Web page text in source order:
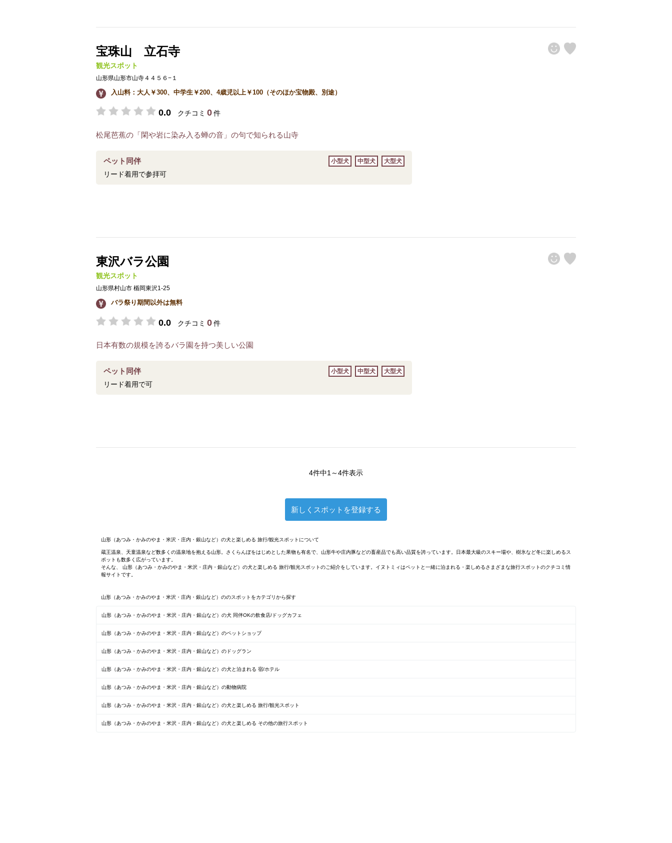
宝珠山 立石寺
観光スポット
山形県山形市山寺４４５６−１
入山料：大人￥300、中学生￥200、4歳児以上￥100（そのほか宝物殿、別途）
0.0 クチコミ 0件
松尾芭蕉の「閑や岩に染み入る蝉の音」の句で知られる山寺
ペット同伴
リード着用で参拝可
小型犬 中型犬 大型犬
東沢バラ公園
観光スポット
山形県村山市 楯岡東沢1-25
バラ祭り期間以外は無料
0.0 クチコミ 0件
日本有数の規模を誇るバラ園を持つ美しい公園
ペット同伴
リード着用で可
小型犬 中型犬 大型犬
4件中1～4件表示
新しくスポットを登録する
山形（あつみ・かみのやま・米沢・庄内・銀山など）の犬と楽しめる 旅行/観光スポットについて
蔵王温泉、天童温泉など数多くの温泉地を抱える山形。さくらんぼをはじめとした果物も有名で、山形牛や庄内豚などの畜産品でも高い品質を誇っています。日本最大級のスキー場や、樹氷など冬に楽しめるス
ポットも数多く広がっています。
そんな、 山形（あつみ・かみのやま・米沢・庄内・銀山など）の犬と楽しめる 旅行/観光スポットのご紹介をしています。イヌトミィはペットと一緒に泊まれる・楽しめるさまざまな旅行スポットのクチコミ情
報サイトです。
山形（あつみ・かみのやま・米沢・庄内・銀山など）ののスポットをカテゴリから探す
山形（あつみ・かみのやま・米沢・庄内・銀山など）の犬 同伴OKの飲食店/ドッグカフェ
山形（あつみ・かみのやま・米沢・庄内・銀山など）のペットショップ
山形（あつみ・かみのやま・米沢・庄内・銀山など）のドッグラン
山形（あつみ・かみのやま・米沢・庄内・銀山など）の犬と泊まれる 宿/ホテル
山形（あつみ・かみのやま・米沢・庄内・銀山など）の動物病院
山形（あつみ・かみのやま・米沢・庄内・銀山など）の犬と楽しめる 旅行/観光スポット
山形（あつみ・かみのやま・米沢・庄内・銀山など）の犬と楽しめる その他の旅行スポット